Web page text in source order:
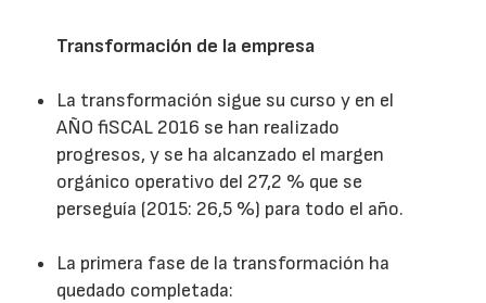
Transformación de la empresa
La transformación sigue su curso y en el
AÑO fiSCAL 2016 se han realizado
progresos, y se ha alcanzado el margen
orgánico operativo del 27,2 % que se
perseguía (2015: 26,5 %) para todo el año.
La primera fase de la transformación ha
quedado completada: